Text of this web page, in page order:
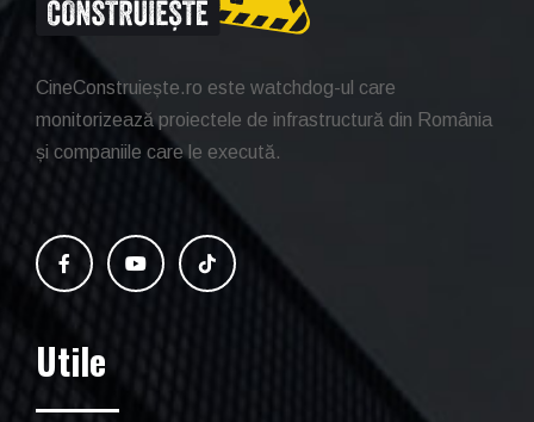
CineConstruiește.ro este watchdog-ul care
monitorizează proiectele de infrastructură din România
și companiile care le execută.
Utile